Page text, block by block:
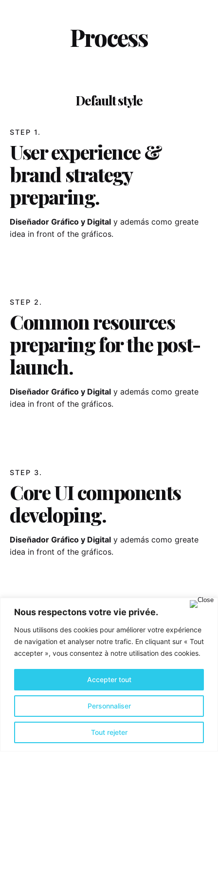
Nous respectons votre vie privée.
Nous utilisons des cookies pour améliorer votre expérience
de navigation et analyser notre trafic. En cliquant sur « Tout
accepter », vous consentez à notre utilisation des cookies.
Personnaliser
Tout rejeter
Accepter tout
Process
Default style
STEP 1.
User experience &
brand strategy
preparing.
Diseñador Gráfico y Digital y además como greate
idea in front of the gráficos.
STEP 2.
Common resources
preparing for the post-
launch.
Diseñador Gráfico y Digital y además como greate
idea in front of the gráficos.
STEP 3.
Core UI components
developing.
Diseñador Gráfico y Digital y además como greate
idea in front of the gráficos.
Activités & Services